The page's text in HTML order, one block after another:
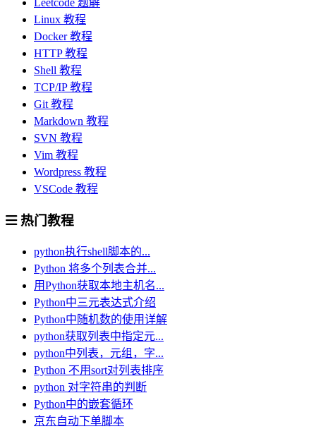
Leetcode 题解
Linux 教程
Docker 教程
HTTP 教程
Shell 教程
TCP/IP 教程
Git 教程
Markdown 教程
SVN 教程
Vim 教程
Wordpress 教程
VSCode 教程
热门教程
python执行shell脚本的...
Python 将多个列表合并...
用Python获取本地主机名...
Python中三元表达式介绍
Python中随机数的使用详解
python获取列表中指定元...
python中列表，元组，字...
Python 不用sort对列表排序
python 对字符串的判断
Python中的嵌套循环
京东自动下单脚本